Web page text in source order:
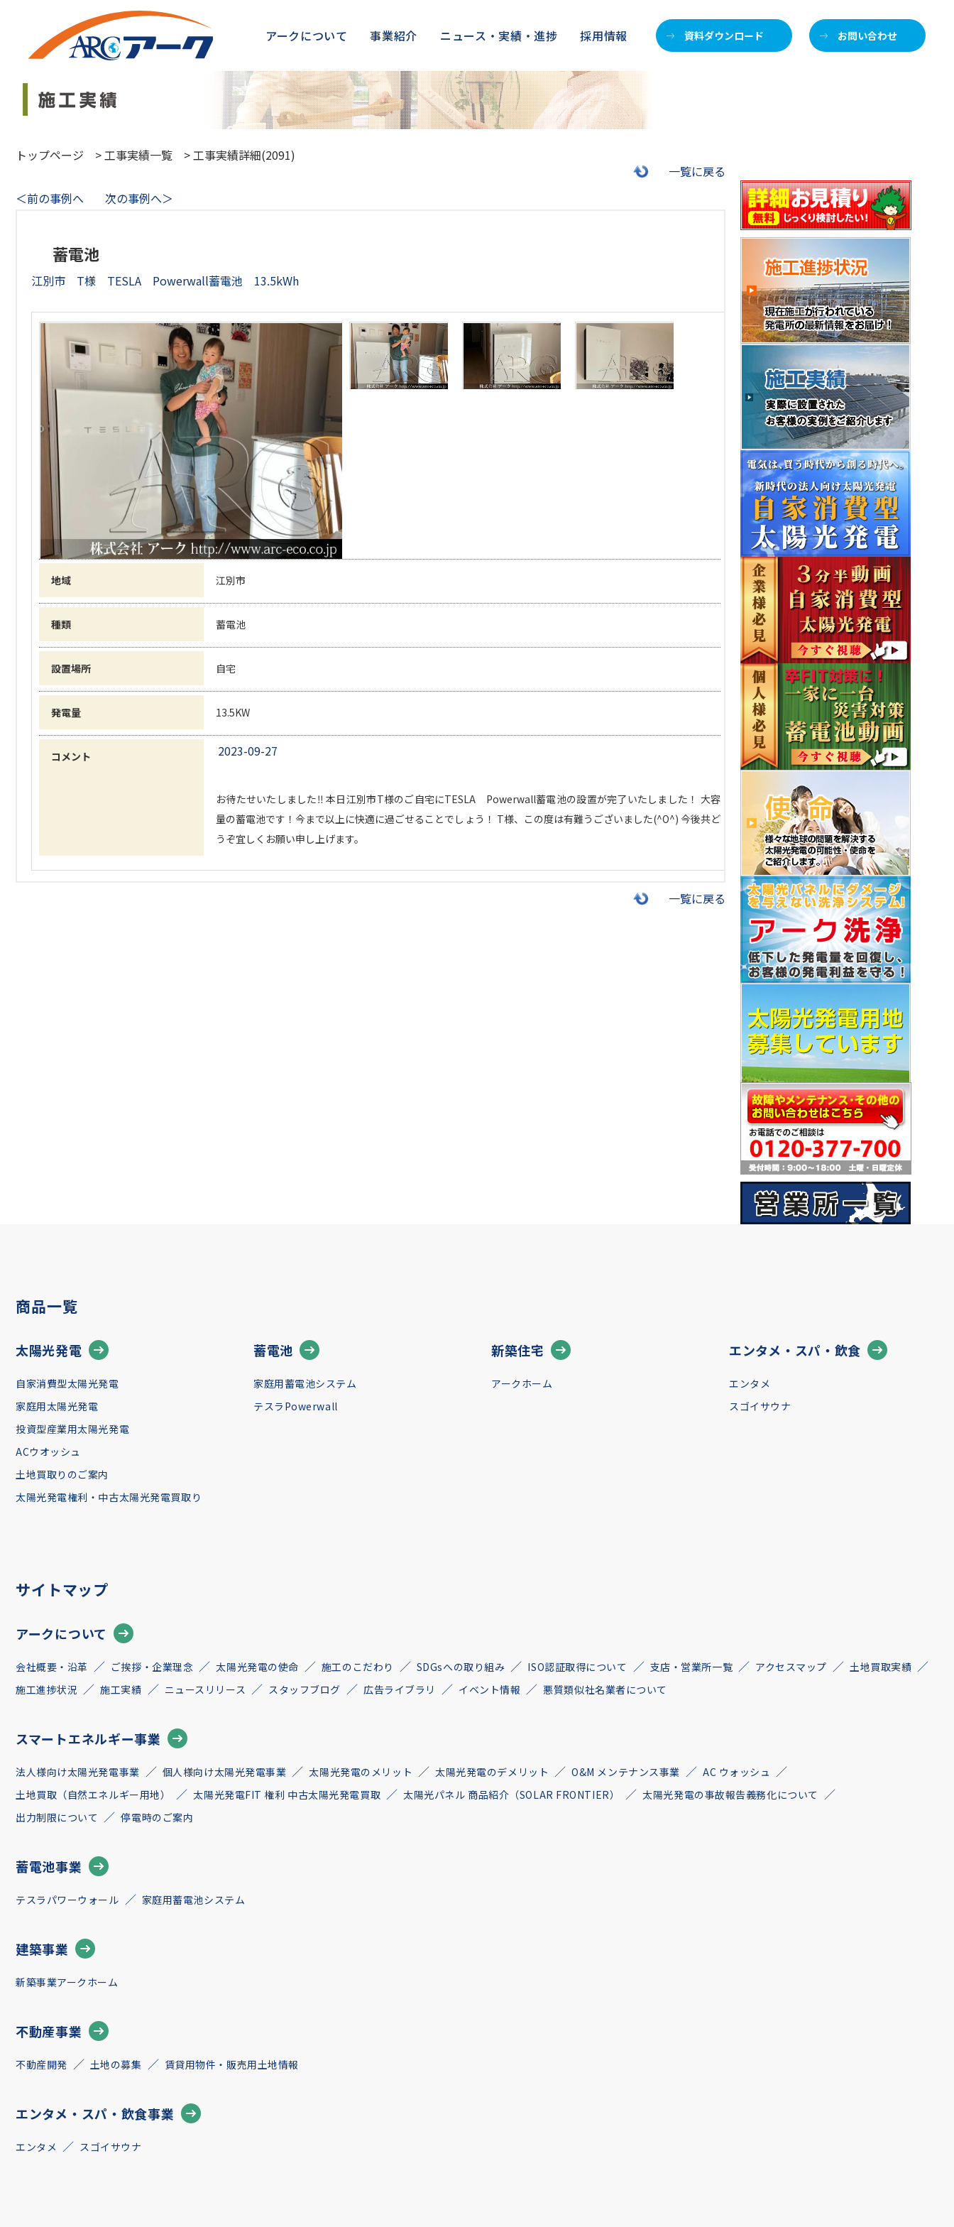
アークについて 事業紹介 ニュース・実績・進捗 採用情報 資料ダウンロード お問い合わせ
トップページ >工事実績一覧 >工事実績詳細(2091)
一覧に戻る
＜前の事例へ
次の事例へ＞
蓄電池
江別市 T様 TESLA Powerwall蓄電池 13.5kWh
地域 江別市
種類 蓄電池
設置場所 自宅
発電量 13.5KW
コメント 2023-09-27
お待たせいたしました‼ 本日江別市T様のご自宅にTESLA Powerwall蓄電池の設置が完了いたしました！ 大容
量の蓄電池です！今まで以上に快適に過ごせることでしょう！ T様、この度は有難うございました(^O^) 今後共ど
うぞ宜しくお願い申し上げます。
一覧に戻る
商品一覧
太陽光発電
自家消費型太陽光発電
家庭用太陽光発電
投資型産業用太陽光発電
ACウオッシュ
土地買取りのご案内
太陽光発電権利・中古太陽光発電買取り
蓄電池
家庭用蓄電池システム
テスラPowerwall
新築住宅
アークホーム
エンタメ・スパ・飲食
エンタメ
スゴイサウナ
サイトマップ
アークについて
会社概要・沿革 ご挨拶・企業理念 太陽光発電の使命 施工のこだわり SDGsへの取り組み ISO認証取得について 支店・営業所一覧 アクセスマップ
土地買取実績
施工進捗状況
施工実績 ニュースリリース スタッフブログ 広告ライブラリ イベント情報 悪質類似社名業者について
スマートエネルギー事業
法人様向け太陽光発電事業 個人様向け太陽光発電事業 太陽光発電のメリット 太陽光発電のデメリット O&M メンテナンス事業
AC ウォッシュ
土地買取（自然エネルギー用地）
太陽光発電FIT 権利 中古太陽光発電買取 太陽光パネル 商品紹介（SOLAR FRONTIER）
太陽光発電の事故報告義務化について
出力制限について
停電時のご案内
蓄電池事業
テスラパワーウォール 家庭用蓄電池システム
建築事業
新築事業アークホーム
不動産事業
不動産開発 土地の募集 賃貸用物件・販売用土地情報
エンタメ・スパ・飲食事業
エンタメ スゴイサウナ